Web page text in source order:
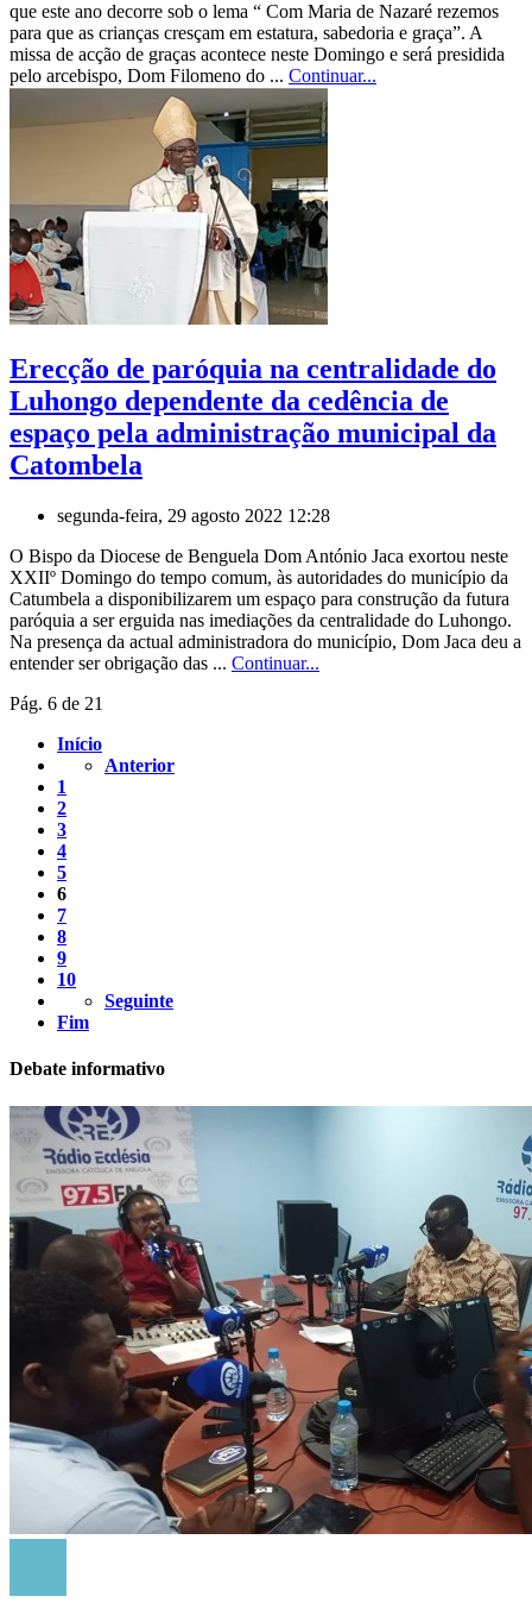
que este ano decorre sob o lema “ Com Maria de Nazaré rezemos
para que as crianças cresçam em estatura, sabedoria e graça”. A
missa de acção de graças acontece neste Domingo e será presidida
pelo arcebispo, Dom Filomeno do ... Continuar...
Erecção de paróquia na centralidade do
Luhongo dependente da cedência de
espaço pela administração municipal da
Catombela
segunda-feira, 29 agosto 2022 12:28
O Bispo da Diocese de Benguela Dom António Jaca exortou neste
XXIIº Domingo do tempo comum, às autoridades do município da
Catumbela a disponibilizarem um espaço para construção da futura
paróquia a ser erguida nas imediações da centralidade do Luhongo.
Na presença da actual administradora do município, Dom Jaca deu a
entender ser obrigação das ... Continuar...
Pág. 6 de 21
Início
Anterior
1
2
3
4
5
6
7
8
9
10
Seguinte
Fim
Debate informativo